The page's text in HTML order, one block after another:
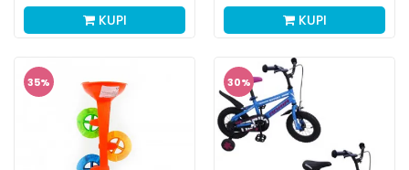
KUPI KUPI
35% 30%